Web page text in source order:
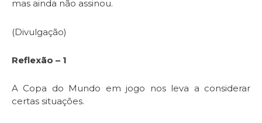
mas ainda não assinou.
(Divulgação)
Reflexão – 1
A Copa do Mundo em jogo nos leva a considerar
certas situações.